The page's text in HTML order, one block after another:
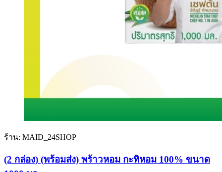
ร้าน: MAID_24SHOP
(2 กล่อง) (พร้อมส่ง) พร้าวหอม กะทิหอม 100% ขนาด